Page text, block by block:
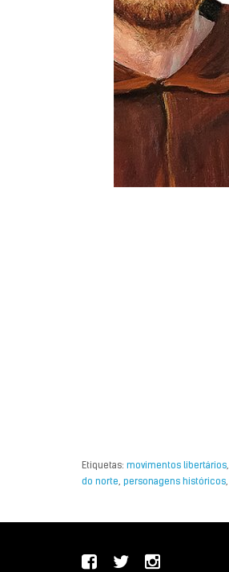
Etiquetas: movimentos libertários,
do norte, personagens históricos,